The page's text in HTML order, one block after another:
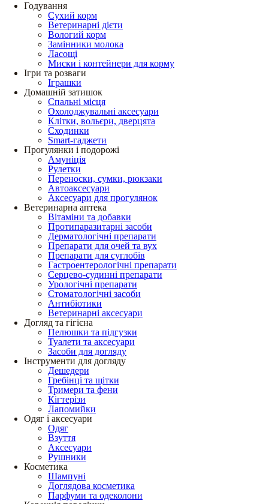
Годування
Сухий корм
Ветеринарні дієти
Вологий корм
Замінники молока
Ласощі
Миски і контейнери для корму
Ігри та розваги
Іграшки
Домашній затишок
Спальні місця
Охолоджувальні аксесуари
Клітки, вольєри, дверцята
Сходинки
Smart-гаджети
Прогулянки і подорожі
Амуніція
Рулетки
Переноски, сумки, рюкзаки
Автоаксесуари
Аксесуари для прогулянок
Ветеринарна аптека
Вітаміни та добавки
Протипаразитарні засоби
Дерматологічні препарати
Препарати для очей та вух
Препарати для суглобів
Гастроентерологічні препарати
Серцево-судинні препарати
Урологічні препарати
Стоматологічні засоби
Антибіотики
Ветеринарні аксесуари
Догляд та гігієна
Пелюшки та підгузки
Туалети та аксесуари
Засоби для догляду
Інструменти для догляду
Дешедери
Гребінці та щітки
Тримери та фени
Кігтерізи
Лапомийки
Одяг і аксесуари
Одяг
Взуття
Аксесуари
Рушники
Косметика
Шампуні
Доглядова косметика
Парфуми та одеколони